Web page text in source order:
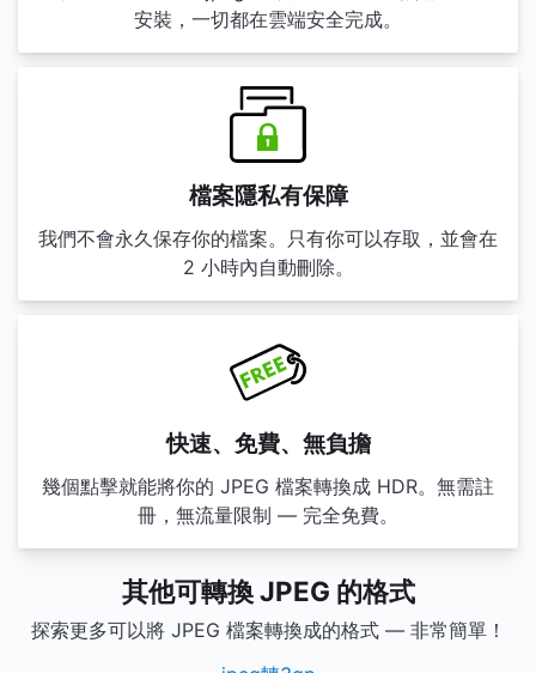
安裝，一切都在雲端安全完成。
檔案隱私有保障
我們不會永久保存你的檔案。只有你可以存取，並會在
2 小時內自動刪除。
快速、免費、無負擔
幾個點擊就能將你的 JPEG 檔案轉換成 HDR。無需註
冊，無流量限制 — 完全免費。
其他可轉換 JPEG 的格式
探索更多可以將 JPEG 檔案轉換成的格式 — 非常簡單！